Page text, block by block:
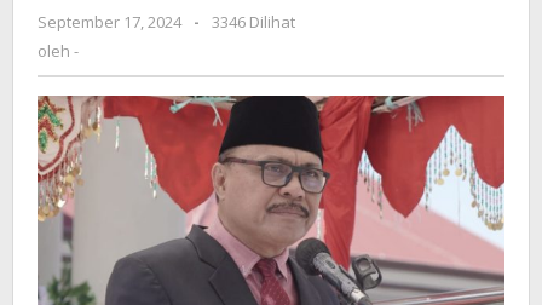
Tuhan
yang
Membalas"
September 17, 2024
oleh
-
3346 Dilihat
oleh -